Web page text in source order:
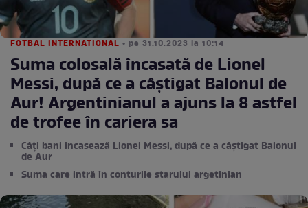
FOTBAL INTERNATIONAL • pe 31.10.2023 la 10:14
Suma colosală încasată de Lionel
Messi, după ce a câştigat Balonul de
Aur! Argentinianul a ajuns la 8 astfel
de trofee în cariera sa
Câţi bani încasează Lionel Messi, după ce a câştigat Balonul
de Aur
Suma care intră în conturile starului argetinian